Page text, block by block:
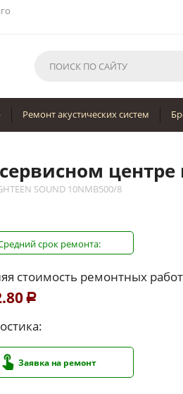
Ремонт акустических систем
центре
SOUND 10NMB500/8
срок ремонта:
стоимость ремонтных работ
Р
Заявка на ремонт